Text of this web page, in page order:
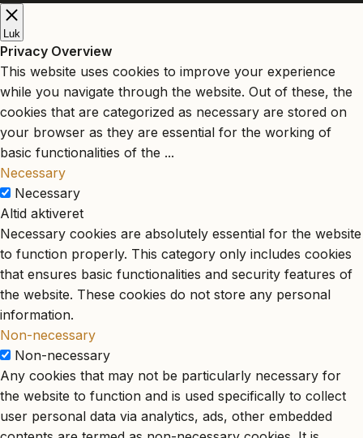
Luk
Privacy Overview
This website uses cookies to improve your experience
while you navigate through the website. Out of these, the
cookies that are categorized as necessary are stored on
your browser as they are essential for the working of
basic functionalities of the ...
Necessary
Necessary
Altid aktiveret
Necessary cookies are absolutely essential for the website
to function properly. This category only includes cookies
that ensures basic functionalities and security features of
the website. These cookies do not store any personal
information.
Non-necessary
Non-necessary
Any cookies that may not be particularly necessary for
the website to function and is used specifically to collect
user personal data via analytics, ads, other embedded